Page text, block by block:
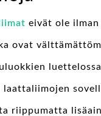
eivät ole ilman
ovat
riippumatta